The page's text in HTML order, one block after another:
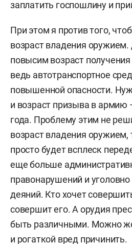
заплатить госпошлину и
При этом я против того,
возраст владения оружием.
повысим возраст получения
ведь автотранспортное
повышенной опасности.
и возраст призыва в армию
года. Проблему этим не
возраст владения
просто будет всплеск
еще больше
правонарушений и
деяний. Кто хочет
совершит его. А орудия
быть различными. Можно
и рогаткой вред причинить.